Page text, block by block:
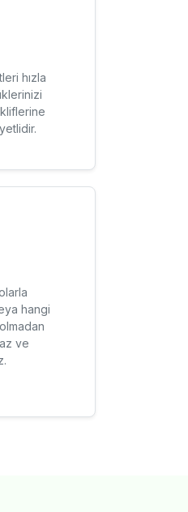
hızla
hangi
ve